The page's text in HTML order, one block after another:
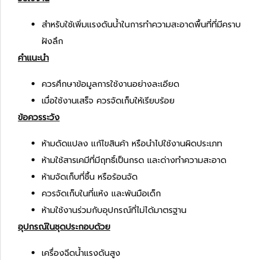
สำหรับใช้เพิ่มแรงดันน้ำในการทำความสะอาดพื้นที่ที่มีคราบ
ฝังลึก
คำแนะนำ
ควรศึกษาข้อมูลการใช้งานอย่างละเอียด
เมื่อใช้งานเสร็จ ควรจัดเก็บให้เรียบร้อย
ข้อควรระวัง
ห้ามดัดแปลง แก้ไขสินค้า หรือนำไปใช้งานผิดประเภท
ห้ามใช้สารเคมีที่มีฤทธิ์เป็นกรด และด่างทำความสะอาด
ห้ามจัดเก็บที่ชื้น หรือร้อนจัด
ควรจัดเก็บในที่แห้ง และพ้นมือเด็ก
ห้ามใช้งานร่วมกับอุปกรณ์ที่ไม่ได้มาตรฐาน
อุปกรณ์ในชุดประกอบด้วย
เครื่องฉีดน้ำแรงดันสูง